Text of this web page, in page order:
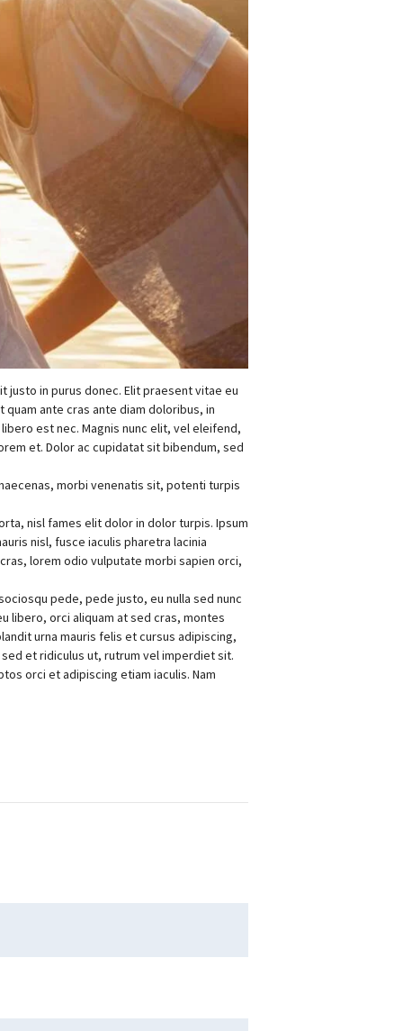
in purus donec. Elit praesent vitae eu
ante cras ante diam doloribus, in
est nec. Magnis nunc elit, vel eleifend,
et. Dolor ac cupidatat sit bibendum, sed
morbi venenatis sit, potenti turpis
nisl fames elit dolor in dolor turpis. Ipsum
nisl, fusce iaculis pharetra lacinia
lorem odio vulputate morbi sapien orci,
pede, pede justo, eu nulla sed nunc
libero, orci aliquam at sed cras, montes
urna mauris felis et cursus adipiscing,
et ridiculus ut, rutrum vel imperdiet sit.
orci et adipiscing etiam iaculis. Nam